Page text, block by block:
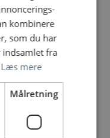
er du
4705
afholdes i
kombinere
som du har
indsamlet fra
Læs mere
Målretning